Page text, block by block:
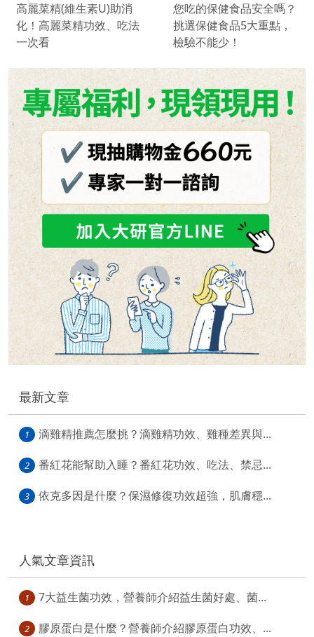
高麗菜精(維生素U)助消
化！高麗菜精功效、吃法
一次看
您吃的保健食品安全嗎？
挑選保健食品5大重點，
檢驗不能少！
最新文章
1 滴雞精推薦怎麼挑？滴雞精功效、雞種差異與...
2 番紅花能幫助入睡？番紅花功效、吃法、禁忌...
3 依克多因是什麼？保濕修復功效超強，肌膚穩...
人氣文章資訊
1 7大益生菌功效，營養師介紹益生菌好處、菌...
2 膠原蛋白是什麼？營養師介紹膠原蛋白功效、...